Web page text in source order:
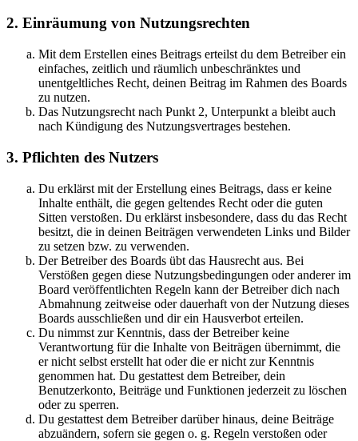
2. Einräumung von Nutzungsrechten
Mit dem Erstellen eines Beitrags erteilst du dem Betreiber ein
einfaches, zeitlich und räumlich unbeschränktes und
unentgeltliches Recht, deinen Beitrag im Rahmen des Boards
zu nutzen.
Das Nutzungsrecht nach Punkt 2, Unterpunkt a bleibt auch
nach Kündigung des Nutzungsvertrages bestehen.
3. Pflichten des Nutzers
Du erklärst mit der Erstellung eines Beitrags, dass er keine
Inhalte enthält, die gegen geltendes Recht oder die guten
Sitten verstoßen. Du erklärst insbesondere, dass du das Recht
besitzt, die in deinen Beiträgen verwendeten Links und Bilder
zu setzen bzw. zu verwenden.
Der Betreiber des Boards übt das Hausrecht aus. Bei
Verstößen gegen diese Nutzungsbedingungen oder anderer im
Board veröffentlichten Regeln kann der Betreiber dich nach
Abmahnung zeitweise oder dauerhaft von der Nutzung dieses
Boards ausschließen und dir ein Hausverbot erteilen.
Du nimmst zur Kenntnis, dass der Betreiber keine
Verantwortung für die Inhalte von Beiträgen übernimmt, die
er nicht selbst erstellt hat oder die er nicht zur Kenntnis
genommen hat. Du gestattest dem Betreiber, dein
Benutzerkonto, Beiträge und Funktionen jederzeit zu löschen
oder zu sperren.
Du gestattest dem Betreiber darüber hinaus, deine Beiträge
abzuändern, sofern sie gegen o. g. Regeln verstoßen oder